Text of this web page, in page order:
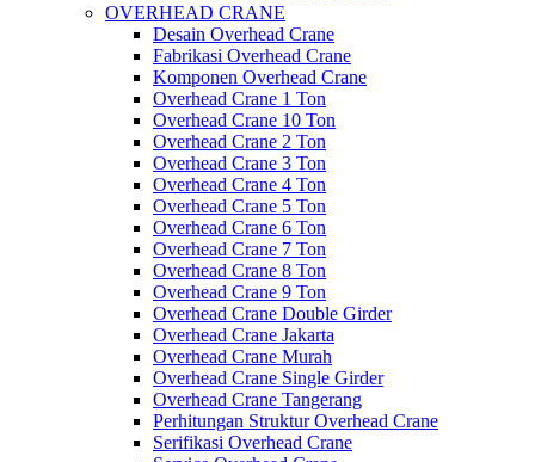
OVERHEAD CRANE
Desain Overhead Crane
Fabrikasi Overhead Crane
Komponen Overhead Crane
Overhead Crane 1 Ton
Overhead Crane 10 Ton
Overhead Crane 2 Ton
Overhead Crane 3 Ton
Overhead Crane 4 Ton
Overhead Crane 5 Ton
Overhead Crane 6 Ton
Overhead Crane 7 Ton
Overhead Crane 8 Ton
Overhead Crane 9 Ton
Overhead Crane Double Girder
Overhead Crane Jakarta
Overhead Crane Murah
Overhead Crane Single Girder
Overhead Crane Tangerang
Perhitungan Struktur Overhead Crane
Serifikasi Overhead Crane